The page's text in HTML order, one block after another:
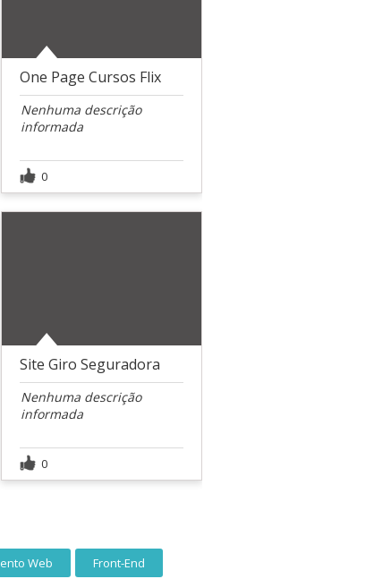
One Page Cursos Flix
Nenhuma descrição
informada
0
Site Giro Seguradora
Nenhuma descrição
informada
0
Web Front-End